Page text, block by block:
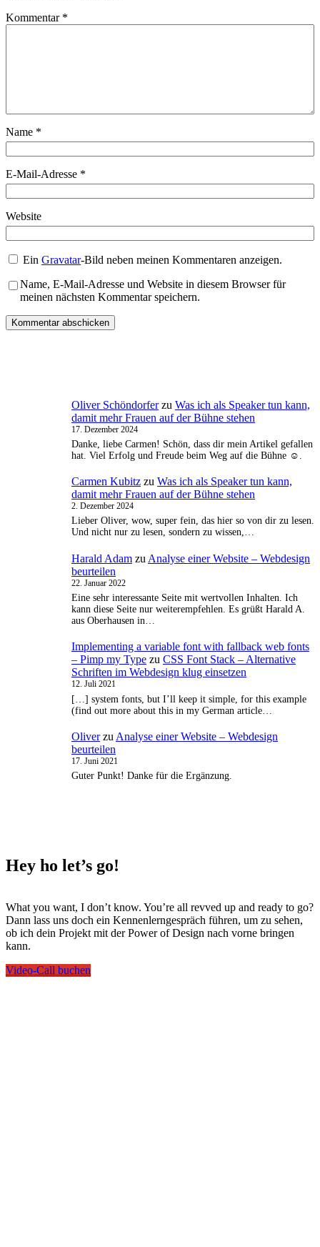
Kommentar *
Name *
E-Mail-Adresse *
Website
EinGravatar-Bild neben meinen Kommentaren anzeigen.
Name, E-Mail-Adresse und Website in diesem Browser für
meinen nächsten Kommentar speichern.
Oliver Schöndorferzu Was ich als Speaker tun kann,
damit mehr Frauen auf der Bühne stehen
17. Dezember 2024
Danke, liebe Carmen! Schön, dass dir mein Artikel gefallen
hat. Viel Erfolg und Freude beim Weg auf die Bühne ☺️.
Carmen Kubitz zu Was ich als Speaker tun kann,
damit mehr Frauen auf der Bühne stehen
2. Dezember 2024
Lieber Oliver, wow, super fein, das hier so von dir zu lesen.
Und nicht nur zu lesen, sondern zu wissen,…
Harald Adam zu Analyse einer Website – Webdesign
beurteilen
22. Januar 2022
Eine sehr interessante Seite mit wertvollen Inhalten. Ich
kann diese Seite nur weiterempfehlen. Es grüßt Harald A.
aus Oberhausen in…
Implementing a variable font with fallback web fonts
– Pimp my Type zu CSS Font Stack – Alternative
Schriften im Webdesign klug einsetzen
12. Juli 2021
[…] system fonts, but I’ll keep it simple, for this example
(find out more about this in my German article…
Oliverzu Analyse einer Website – Webdesign
beurteilen
17. Juni 2021
Guter Punkt! Danke für die Ergänzung.
Hey ho let’s go!
What you want, I don’t know. You’re all revved up and ready to go?
Dann lass uns doch ein Kennenlerngespräch führen, um zu sehen,
ob ich dein Projekt mit der Power of Design nach vorne bringen
kann.
Video-Call buchen